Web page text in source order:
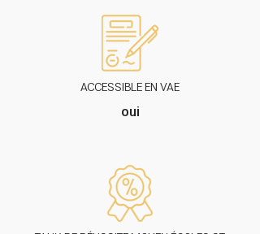
ACCESSIBLE EN VAE
oui